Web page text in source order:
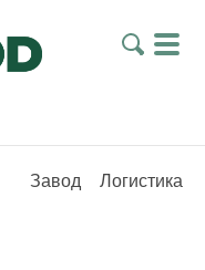
Завод Логистика